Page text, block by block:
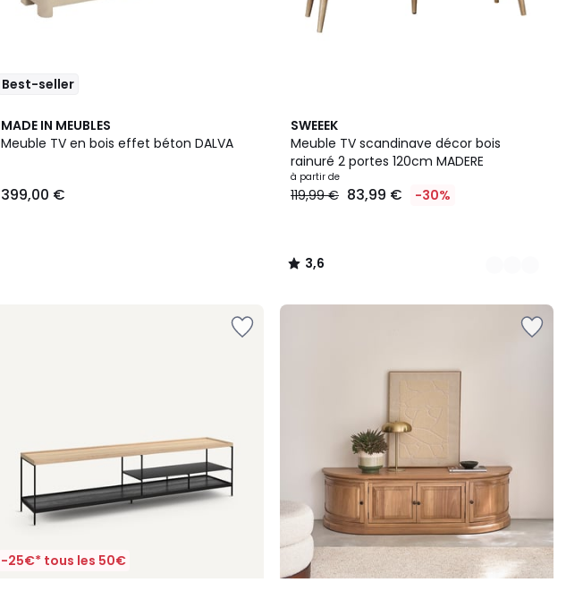
Best-seller
MADE IN MEUBLES
Meuble TV en bois effet béton DALVA
399,00 €
SWEEEK
Meuble TV scandinave décor bois
rainuré 2 portes 120cm MADERE
à partir de
119,99 € 83,99 € -30%
3,6
/ 5
2
Couleurs
3,6
/
-25€* tous les 50€